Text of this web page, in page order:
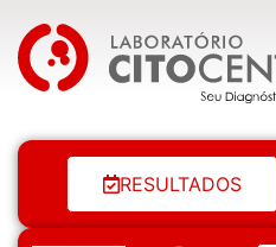
Laboratório Citocenter
RESULTADOS